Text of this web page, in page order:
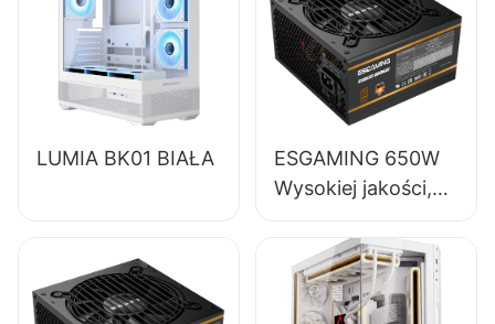
LUMIA BK01 BIAŁA
ESGAMING 650W
Wysokiej jakości,
85% sprawności,
pełnomodułowy
zasilacz do
komputerów